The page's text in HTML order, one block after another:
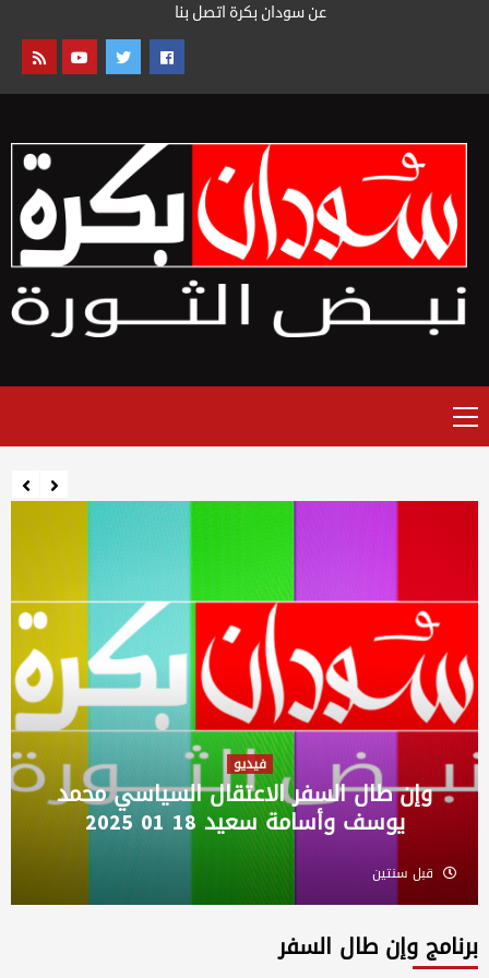
عن سودان بكرة اتصل بنا
القائمة
فيديو
وإن طال السفر الاعتقال السياسي محمد
يوسف وأسامة سعيد 18 01 2025
قبل سنتين
برنامج وإن طال السفر
ستوديو بكرة فيديو